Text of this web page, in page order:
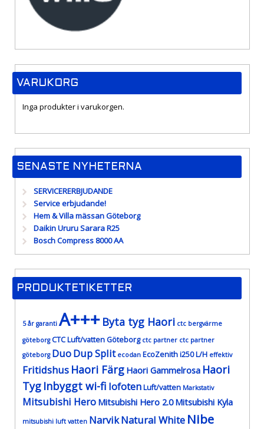
VARUKORG
Inga produkter i varukorgen.
SENASTE NYHETERNA
SERVICERERBJUDANDE
Service erbjudande!
Hem & Villa mässan Göteborg
Daikin Ururu Sarara R25
Bosch Compress 8000 AA
PRODUKTETIKETTER
5 år garanti A+++ Byta tyg Haori ctc bergvärme
göteborg CTC Luft/vatten Göteborg ctc partner ctc partner
göteborg DuoDup Split ecodan EcoZenith i250 L/H effektiv
Fritidshus Haori Färg Haori Gammelrosa Haori
Tyg Inbyggt wi-fi lofotenLuft/vatten Markstativ
Mitsubishi Hero Mitsubishi Hero 2.0 Mitsubishi Kyla
mitsubishi luft vatten NarvikNatural White Nibe